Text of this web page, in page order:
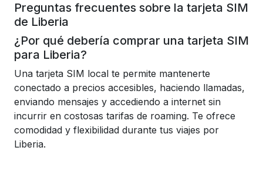
Preguntas frecuentes sobre la tarjeta SIM
de Liberia
¿Por qué debería comprar una tarjeta SIM
para Liberia?
Una tarjeta SIM local te permite mantenerte
conectado a precios accesibles, haciendo llamadas,
enviando mensajes y accediendo a internet sin
incurrir en costosas tarifas de roaming. Te ofrece
comodidad y flexibilidad durante tus viajes por
Liberia.